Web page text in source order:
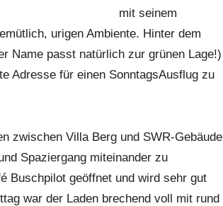
mit seinem
urigen Ambiente. Hinter dem
Name passt natürlich zur grünen Lage!)
Adresse für einen Sonntags­Ausflug zu
­zwischen Villa Berg und SWR­-Gebäude
Spaziergang miteinander zu
Buschpilot geöffnet und wird sehr gut
war der Laden brechend voll mit rund